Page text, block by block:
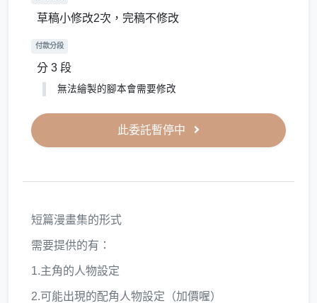
草稿小修改2次，完稿不修改
付款分段
分 3 段
無法繪製的腳本會需要修改
此委託暫停中
短篇漫畫集的形式
需要提供的有：
1.主角的人物設定
2.可能出現的配角人物設定（加價喔）